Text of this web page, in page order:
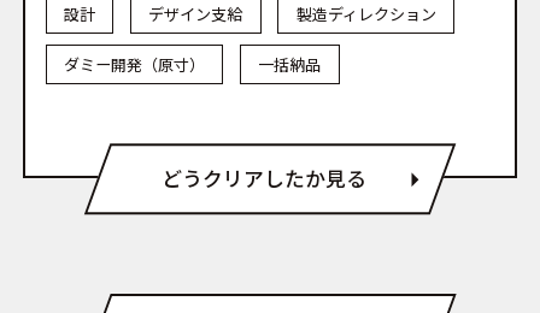
設計 デザイン支給 製造ディレクション
ダミー開発（原寸） 一括納品
どうクリアしたか見る